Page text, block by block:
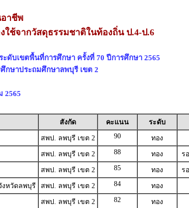
าชีพ
ใช้จากวัสดุธรรมชาติในท้องถิ่น ป.4-ป.6
ดับเขตพื้นที่การศึกษา ครั้งที่ 70 ปีการศึกษา 2565
กษาประถมศึกษาลพบุรี เขต 2
2565
สังกัด คะแนน
ระดับ
สพป. ลพบุรี เขต 2 90
ทอง
สพป. ลพบุรี เขต 2 88 ทอง
ร
สพป. ลพบุรี เขต 2 85 ทอง
ร
งหวัดลพบุรี สพป. ลพบุรี เขต 2 84
ทอง
สพป. ลพบุรี เขต 2 82
ทอง